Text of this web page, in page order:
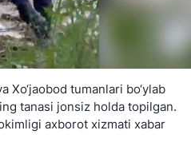
Xo‘jaobod tumanlari bo‘ylab
tanasi jonsiz holda topilgan.
axborot xizmati xabar